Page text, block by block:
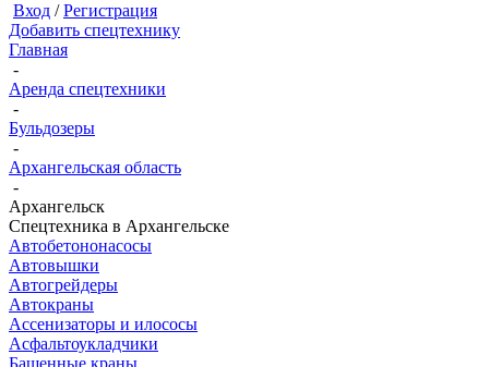
Вход /Регистрация
Добавить спецтехнику
Главная
-
Аренда спецтехники
-
Бульдозеры
-
Архангельская область
-
Архангельск
Спецтехника в Архангельске
Автобетононасосы
Автовышки
Автогрейдеры
Автокраны
Ассенизаторы и илососы
Асфальтоукладчики
Башенные краны